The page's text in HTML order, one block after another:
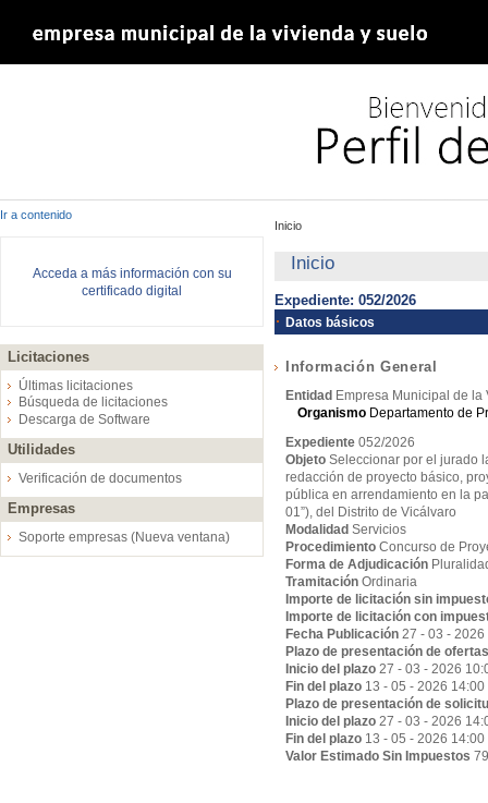
Ir a contenido
Acceda a más información con su
certificado digital
Licitaciones
Últimas licitaciones
Búsqueda de licitaciones
Descarga de Software
Utilidades
Verificación de documentos
Empresas
Soporte empresas (Nueva ventana)
Inicio
Inicio
Expediente: 052/2026
Datos básicos
Información General
Entidad Empresa Municipal de
Organismo Departamento de
Expediente 052/2026
Objeto Seleccionar por el jurado
redacción de proyecto básico,
pública en arrendamiento en la
01”), del Distrito de Vicálvaro
Modalidad Servicios
Procedimiento Concurso de
Forma de Adjudicación
Tramitación Ordinaria
Importe de licitación sin
Importe de licitación con
Fecha Publicación 27 - 03 - 2026
Plazo de presentación de ofertas
Inicio del plazo 27 - 03 - 2026
Fin del plazo 13 - 05 - 2026 14:00
Plazo de presentación de
Inicio del plazo 27 - 03 - 2026
Fin del plazo 13 - 05 - 2026 14:00
Valor Estimado Sin Impuestos